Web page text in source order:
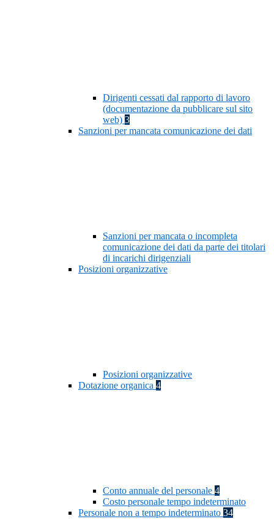
Dirigenti cessati dal rapporto di lavoro
(documentazione da pubblicare sul sito
web) 3
Sanzioni per mancata comunicazione dei dati
Sanzioni per mancata o incompleta
comunicazione dei dati da parte dei titolari
di incarichi dirigenziali
Posizioni organizzative
Posizioni organizzative
Dotazione organica 4
Conto annuale del personale 4
Costo personale tempo indeterminato
Personale non a tempo indeterminato 34